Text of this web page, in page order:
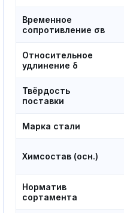
Временное
сопротивление σв
Относительное
удлинение δ
Твёрдость
поставки
Марка стали
Химсостав (осн.)
Норматив
сортамента